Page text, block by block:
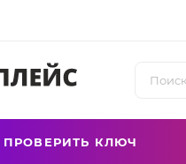
ПРОВЕРИТЬ КЛЮЧ